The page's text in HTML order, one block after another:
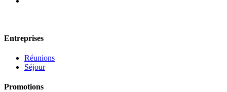
Entreprises
Réunions
Séjour
Promotions